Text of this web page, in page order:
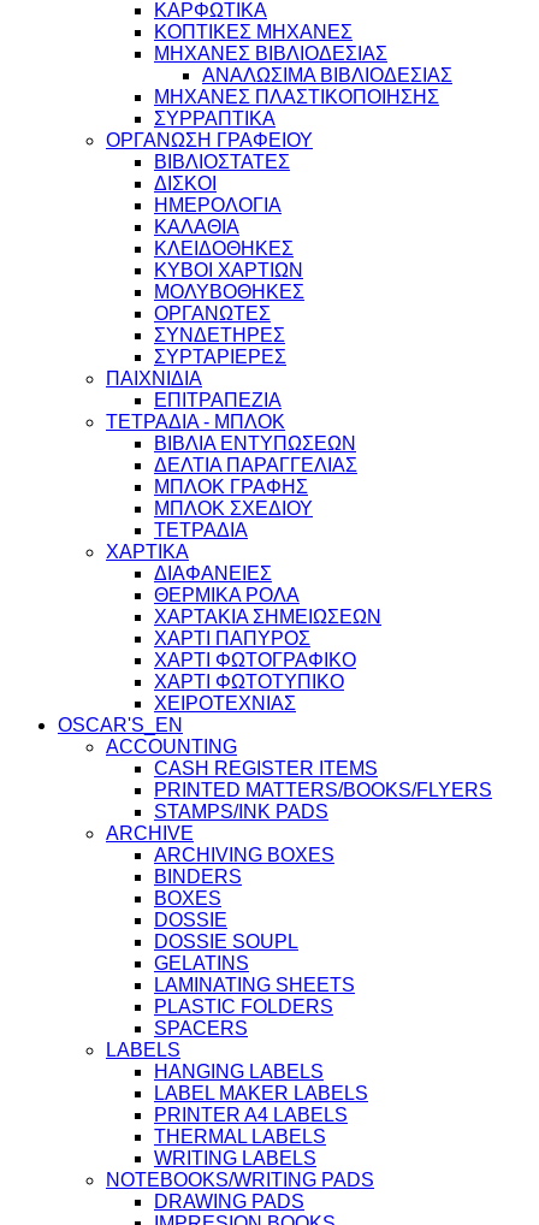
ΚΑΡΦΩΤΙΚΑ
ΚΟΠΤΙΚΕΣ ΜΗΧΑΝΕΣ
ΜΗΧΑΝΕΣ ΒΙΒΛΙΟΔΕΣΙΑΣ
ΑΝΑΛΩΣΙΜΑ ΒΙΒΛΙΟΔΕΣΙΑΣ
ΜΗΧΑΝΕΣ ΠΛΑΣΤΙΚΟΠΟΙΗΣΗΣ
ΣΥΡΡΑΠΤΙΚΑ
ΟΡΓΑΝΩΣΗ ΓΡΑΦΕΙΟΥ
ΒΙΒΛΙΟΣΤΑΤΕΣ
ΔΙΣΚΟΙ
ΗΜΕΡΟΛΟΓΙΑ
ΚΑΛΑΘΙΑ
ΚΛΕΙΔΟΘΗΚΕΣ
ΚΥΒΟΙ ΧΑΡΤΙΩΝ
ΜΟΛΥΒΟΘΗΚΕΣ
ΟΡΓΑΝΩΤΕΣ
ΣΥΝΔΕΤΗΡΕΣ
ΣΥΡΤΑΡΙΕΡΕΣ
ΠΑΙΧΝΙΔΙΑ
ΕΠΙΤΡΑΠΕΖΙΑ
ΤΕΤΡΑΔΙΑ - ΜΠΛΟΚ
ΒΙΒΛΙΑ ΕΝΤΥΠΩΣΕΩΝ
ΔΕΛΤΙΑ ΠΑΡΑΓΓΕΛΙΑΣ
ΜΠΛΟΚ ΓΡΑΦΗΣ
ΜΠΛΟΚ ΣΧΕΔΙΟΥ
ΤΕΤΡΑΔΙΑ
ΧΑΡΤΙΚΑ
ΔΙΑΦΑΝΕΙΕΣ
ΘΕΡΜΙΚΑ ΡΟΛΑ
ΧΑΡΤΑΚΙΑ ΣΗΜΕΙΩΣΕΩΝ
ΧΑΡΤΙ ΠΑΠΥΡΟΣ
ΧΑΡΤΙ ΦΩΤΟΓΡΑΦΙΚΟ
ΧΑΡΤΙ ΦΩΤΟΤΥΠΙΚΟ
ΧΕΙΡΟΤΕΧΝΙΑΣ
OSCAR'S_EN
ACCOUNTING
CASH REGISTER ITEMS
PRINTED MATTERS/BOOKS/FLYERS
STAMPS/INK PADS
ARCHIVE
ARCHIVING BOXES
BINDERS
BOXES
DOSSIE
DOSSIE SOUPL
GELATINS
LAMINATING SHEETS
PLASTIC FOLDERS
SPACERS
LABELS
HANGING LABELS
LABEL MAKER LABELS
PRINTER A4 LABELS
THERMAL LABELS
WRITING LABELS
NOTEBOOKS/WRITING PADS
DRAWING PADS